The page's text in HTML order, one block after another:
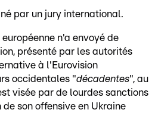
par un jury international.
n'a envoyé de
présenté par les autorités
à l'Eurovision
occidentales "décadentes", au
visée par de lourdes sanctions
son offensive en Ukraine